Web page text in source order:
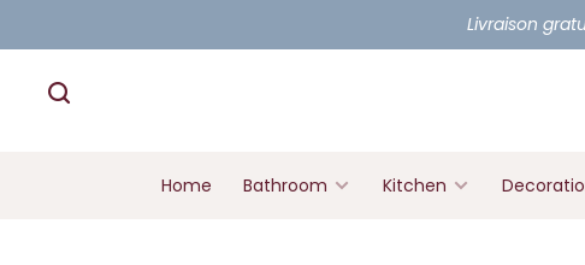
Livraison
Home Bathroom Kitchen